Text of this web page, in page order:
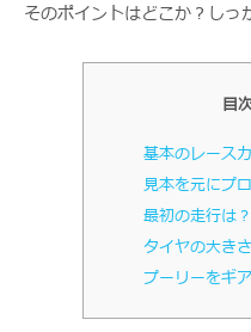
そのポイントはどこか？しっ
目
基本のレース
見本を元にプ
最初の走行は？
タイヤの大き
プーリーをギ